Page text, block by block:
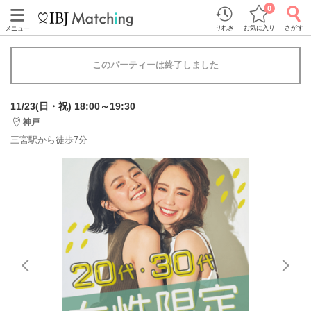
メニュー りれき お気に入り
0
さがす
このパーティーは終了しました
11/23(日・祝) 18:00～19:30
神戸
三宮駅から徒歩7分